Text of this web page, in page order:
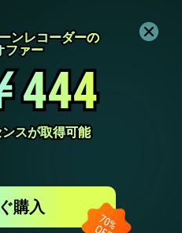
ンレコーダーの
ンレコーダーの
ファー
ファー
444
444
スが取得可能
スが取得可能
購入